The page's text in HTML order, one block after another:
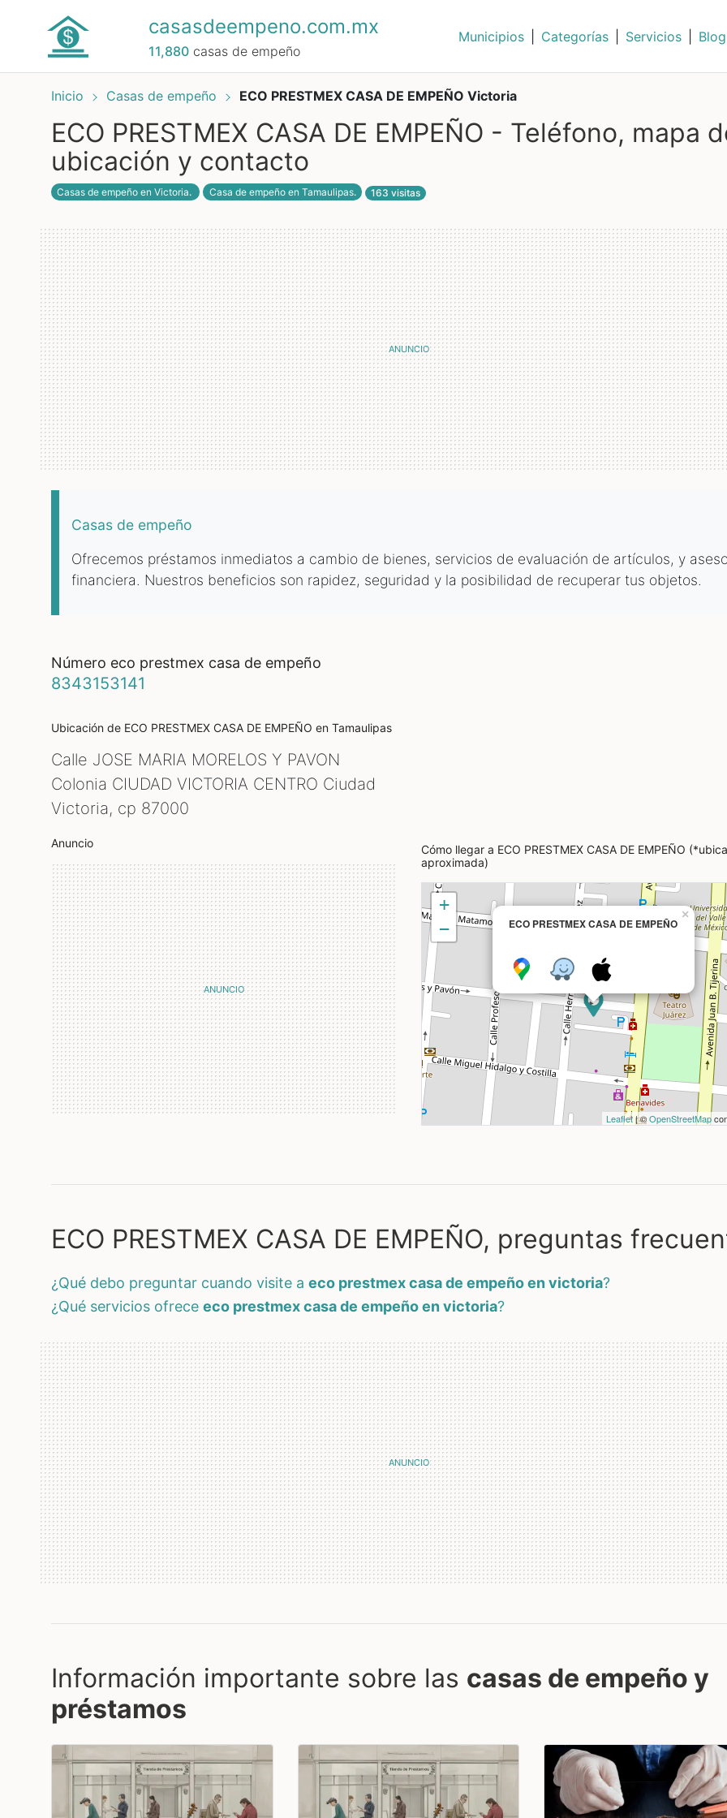
casasdeempeno.com.mx
11,880casas de empeño
Municipios Categorías Servicios Blog
Inicio Casas de empeño ECO PRESTMEX CASA DE EMPEÑO Victoria
ECO PRESTMEX CASA DE EMPEÑO - Teléfono, mapa
ubicación y contacto
Casas de empeño en Victoria. Casa de empeño en Tamaulipas. 163 visitas
Casas de empeño
Ofrecemos préstamos inmediatos a cambio de bienes, servicios de evaluación de artículos, y
financiera. Nuestros beneficios son rapidez, seguridad y la posibilidad de recuperar tus objetos.
número eco prestmex casa de empeño
8343153141
Ubicación de ECO PRESTMEX CASA DE EMPEÑO en Tamaulipas
Calle JOSE MARIA MORELOS Y PAVON
Colonia CIUDAD VICTORIA CENTRO Ciudad
Victoria, cp 87000
Anuncio
Cómo llegar a ECO PRESTMEX CASA DE EMPEÑO
aproximada)
ECO PRESTMEX CASA DE EMPEÑO
×
+
−
Leaflet| ©OpenStreetMap
ECO PRESTMEX CASA DE EMPEÑO, preguntas
¿qué debo preguntar cuando visite a eco prestmex casa de empeño en victoria?
¿qué servicios ofrece eco prestmex casa de empeño en victoria?
Información importante sobre las casas de empeño y
préstamos